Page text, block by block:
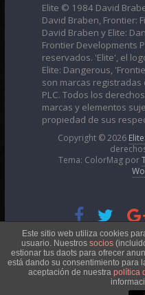
Elite © 1984 David
David Braben, Frontier:
David Braben y Elite:
Frontier Developments
reservados. 'Elite', el
Elite: Dangerous,
son marcas registradas
PLC. Todos los
marcas y elementos
propiedad de sus
Copyright © 2026
Tema: ColorMag por
Esta obra está
Atribución-NoComercial 4.0
Este sitio web utiliza cookies
usuario. Nuestros socios
estionar tus daots para ofrecer
está dando su consentimiento para
aceptación de nuestra política